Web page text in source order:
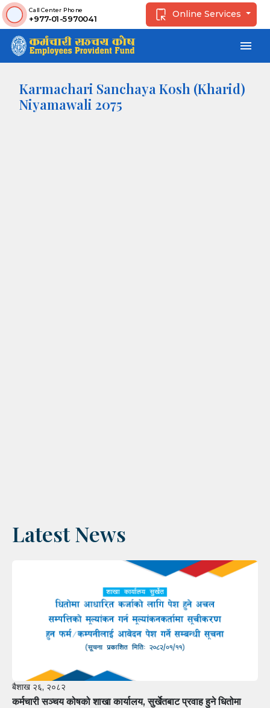
Call Center Phone
+977-01-5970041 Online Services
menu
Karmachari Sanchaya Kosh (Kharid)
Niyamawali 2075
Latest News
बैशाख २६, २०८२
कर्मचारी सञ्चय कोषको शाखा कार्यालय, सुर्खेतबाट प्रवाह हुने धितोमा